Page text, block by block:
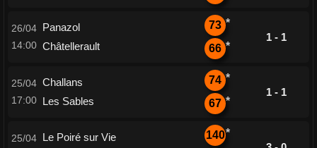
26/04
14:00
Panazol
Châtellerault
73 *
66 *
1 - 1
25/04
17:00
Challans
Les Sables
74 *
67 *
1 - 1
25/04 Le Poiré sur Vie
140*